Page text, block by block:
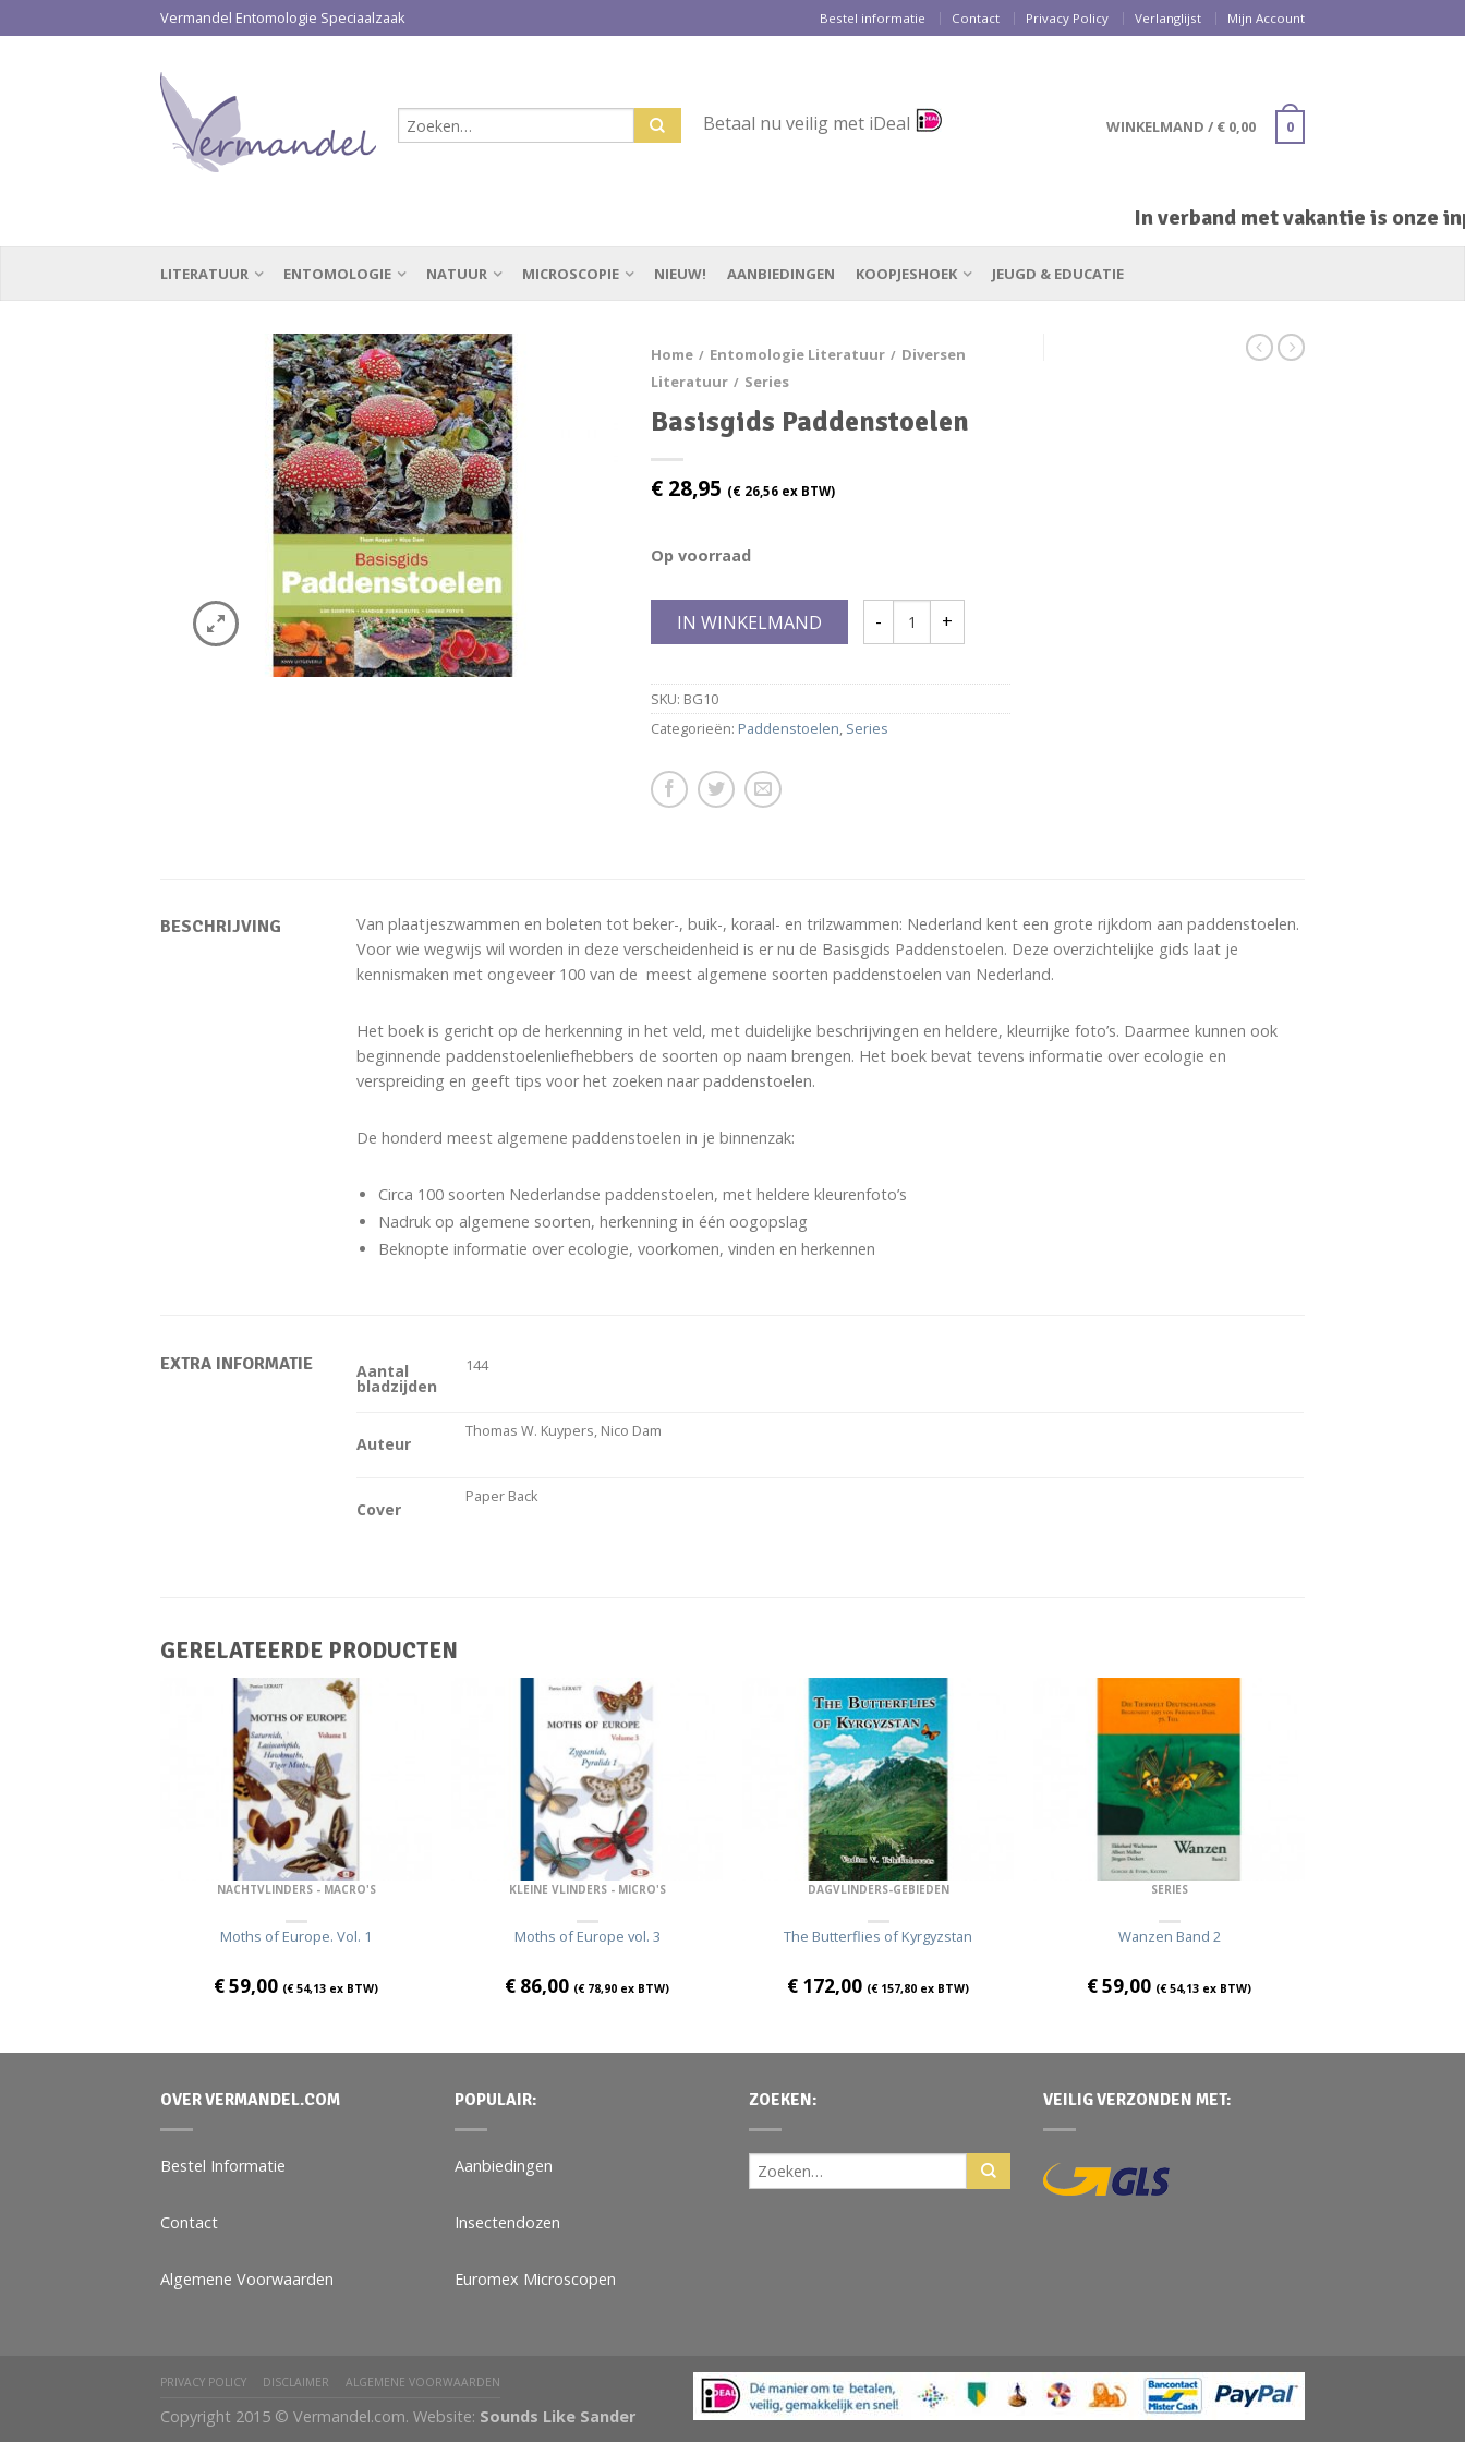
Vermandel Entomologie Speciaalzaak Bestel informatie Contact Privacy Policy Verlanglijst Mijn Account
Betaal nu veilig met iDeal WINKELMAND / € 0,00 0
In verband met vakantie is onze
LITERATUUR ENTOMOLOGIE NATUUR MICROSCOPIE NIEUW! AANBIEDINGEN KOOPJESHOEK JEUGD & EDUCATIE
Home / Entomologie Literatuur / Diversen
Literatuur / Series
Basisgids Paddenstoelen
€ 28,95 (€ 26,56 ex BTW)
Op voorraad
IN WINKELMAND
SKU: BG10
Categorieën: Paddenstoelen, Series
BESCHRIJVING
Van plaatjeszwammen en boleten tot beker-, buik-, koraal- en trilzwammen: Nederland kent een grote rijkdom aan paddenstoelen.
Voor wie wegwijs wil worden in deze verscheidenheid is er nu de Basisgids Paddenstoelen. Deze overzichtelijke gids laat je
kennismaken met ongeveer 100 van de meest algemene soorten paddenstoelen van Nederland.
Het boek is gericht op de herkenning in het veld, met duidelijke beschrijvingen en heldere, kleurrijke foto’s. Daarmee kunnen ook
beginnende paddenstoelenliefhebbers de soorten op naam brengen. Het boek bevat tevens informatie over ecologie en
verspreiding en geeft tips voor het zoeken naar paddenstoelen.
De honderd meest algemene paddenstoelen in je binnenzak:
Circa 100 soorten Nederlandse paddenstoelen, met heldere kleurenfoto’s
Nadruk op algemene soorten, herkenning in één oogopslag
Beknopte informatie over ecologie, voorkomen, vinden en herkennen
EXTRA INFORMATIE Aantal
bladzijden
144
Auteur
Thomas W. Kuypers, Nico Dam
Cover
Paper Back
GERELATEERDE PRODUCTEN
NACHTVLINDERS - MACRO'S
Moths of Europe. Vol. 1
€59,00 (€54,13 ex BTW)
KLEINE VLINDERS - MICRO'S
Moths of Europe vol. 3
€ 86,00 (€78,90 ex BTW)
DAGVLINDERS-GEBIEDEN
The Butterflies of Kyrgyzstan
€ 172,00 (€157,80 ex BTW)
SERIES
Wanzen Band 2
€59,00 (€54,13 ex BTW)
OVER VERMANDEL.COM
Bestel Informatie
Contact
Algemene Voorwaarden
POPULAIR:
Aanbiedingen
Insectendozen
Euromex Microscopen
ZOEKEN: VEILIG VERZONDEN MET:
PRIVACY POLICY DISCLAIMER ALGEMENE VOORWAARDEN
Copyright 2015 © Vermandel.com. Website: Sounds Like Sander